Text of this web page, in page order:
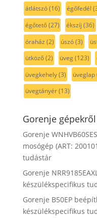
átlátszó(16) égőfedél
égőtető(27) ékszíj (36)
óraház (2) úszó(3)
ütköző(2) üveg(123)
üvegkehely(3) üveglap
üvegtányér(13)
Gorenje
Gorenje
mosógép (ART:
tudástár
Gorenje
készülékspecifikus
Gorenje B50EP
készülékspecifikus